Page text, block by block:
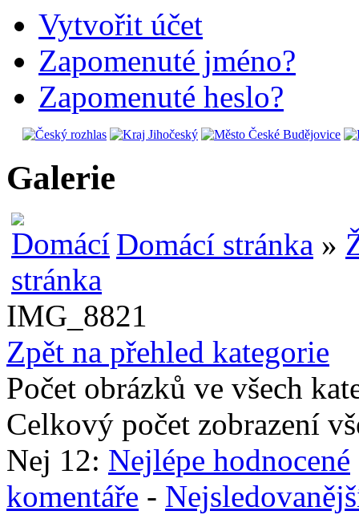
Vytvořit účet
Zapomenuté jméno?
Zapomenuté heslo?
Galerie
Domácí stránka »
IMG_8821
Zpět na přehled kategorie
Počet obrázků ve všech
Celkový počet zobrazení
Nej 12: Nejlépe hodnocené
komentáře -